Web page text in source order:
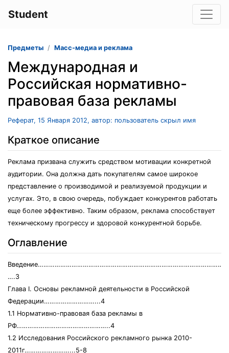
Student
Предметы Масс-медиа и реклама
Международная и
Российская нормативно-
правовая база рекламы
Реферат, 15 Января 2012, автор: пользователь скрыл имя
Краткое описание
Реклама призвана служить средством мотивации конкретной
аудитории. Она должна дать покупателям самое широкое
представление о производимой и реализуемой продукции и
услугах. Это, в свою очередь, побуждает конкурентов работать
еще более эффективно. Таким образом, реклама способствует
техническому прогрессу и здоровой конкурентной борьбе.
Оглавление
Введение……………………………………………………………………………………….
….3
Глава I. Основы рекламной деятельности в Российской
Федерации………………………...4
1.1 Нормативно-правовая база рекламы в
РФ…………………………………………..4
1.2 Исследования Российского рекламного рынка 2010-
2011г……………………...5-8